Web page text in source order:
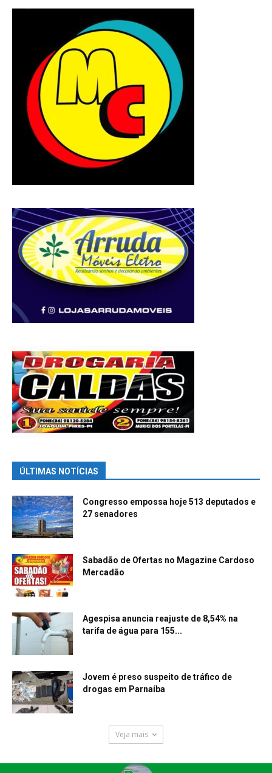
ÚLTIMAS NOTÍCIAS
Congresso empossa hoje 513 deputados e
27 senadores
Sabadão de Ofertas no Magazine Cardoso
Mercadão
Agespisa anuncia reajuste de 8,54% na
tarifa de água para 155...
Jovem é preso suspeito de tráfico de
drogas em Parnaíba
Veja mais